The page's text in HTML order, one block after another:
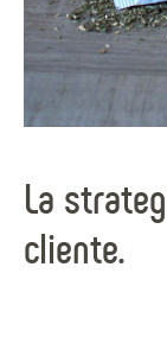
La
cliente.